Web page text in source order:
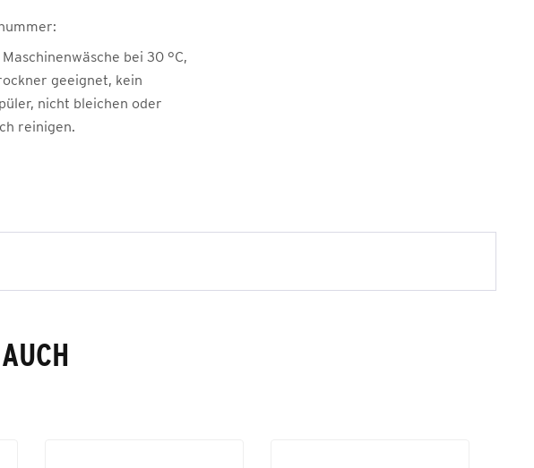
Maschinenwäsche bei 30 °C,
geeignet, kein
nicht bleichen oder
reinigen.